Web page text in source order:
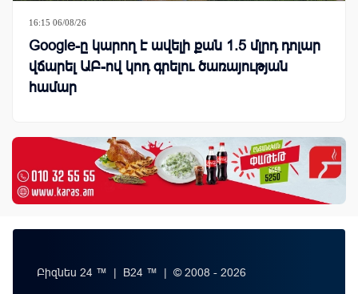
16:15 06/08/26
Google-ը կարող է ավելի քան 1.5 մլրդ դոլար
վճարել ԱԲ-ով կոդ գրելու ծառայության
համար
Բիզնես 24 ™ | B24 ™ | © 2008 - 2026